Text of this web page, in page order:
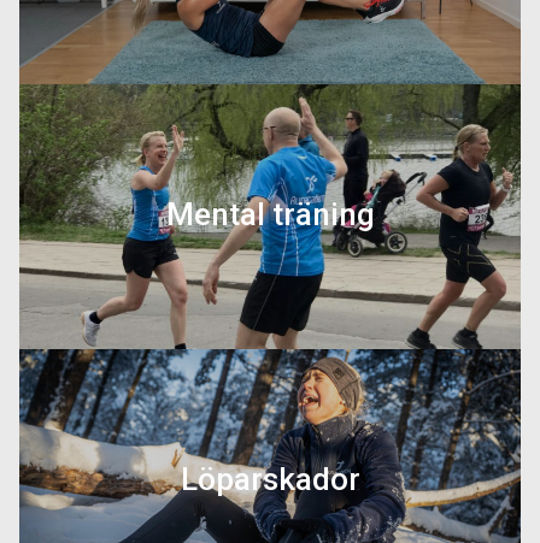
syftet med styrketräningen samt vilka
övningar som är bäst att köra för just
löpare.
Mental träning
På den här sidan hittar du en massa tips
och verktyg på hur du ska stärka dig
mentalt för att lyckas med dina
målsättningar.
Löparskador
På denna sida lär du dig mer om de